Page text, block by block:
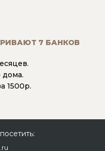
7 БАНКОВ
дома.
1500р.